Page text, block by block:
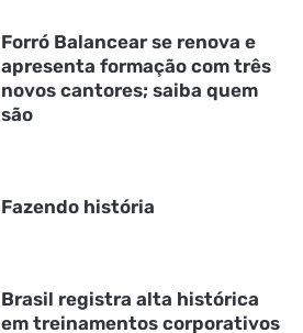
Forró Balancear se renova e
apresenta formação com três
novos cantores; saiba quem
são
Fazendo história
Brasil registra alta histórica
em treinamentos corporativos